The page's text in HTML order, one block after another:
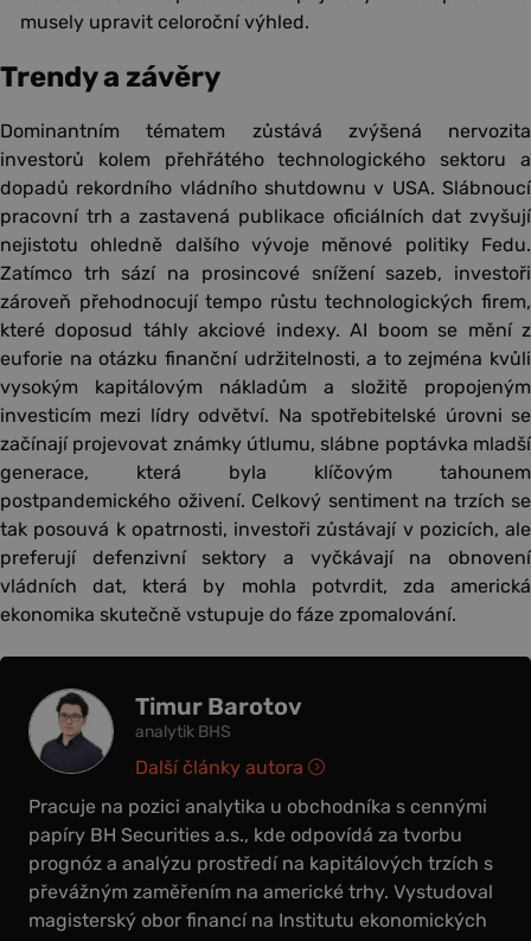
musely upravit celoroční výhled.
Trendy a závěry
Dominantním tématem zůstává zvýšená nervozita
investorů kolem přehřátého technologického sektoru a
dopadů rekordního vládního shutdownu v USA. Slábnoucí
pracovní trh a zastavená publikace oficiálních dat zvyšují
nejistotu ohledně dalšího vývoje měnové politiky Fedu.
Zatímco trh sází na prosincové snížení sazeb, investoři
zároveň přehodnocují tempo růstu technologických firem,
které doposud táhly akciové indexy. AI boom se mění z
euforie na otázku finanční udržitelnosti, a to zejména kvůli
vysokým kapitálovým nákladům a složitě propojeným
investicím mezi lídry odvětví. Na spotřebitelské úrovni se
začínají projevovat známky útlumu, slábne poptávka mladší
generace, která byla klíčovým tahounem
postpandemického oživení. Celkový sentiment na trzích se
tak posouvá k opatrnosti, investoři zůstávají v pozicích, ale
preferují defenzivní sektory a vyčkávají na obnovení
vládních dat, která by mohla potvrdit, zda americká
ekonomika skutečně vstupuje do fáze zpomalování.
Timur Barotov
analytik BHS
Pracuje na pozici analytika u obchodníka s cennými
papíry BH Securities a.s., kde odpovídá za tvorbu
prognóz a analýzu prostředí na kapitálových trzích s
převážným zaměřením na americké trhy. Vystudoval
magisterský obor financí na Institutu ekonomických
Další články autora